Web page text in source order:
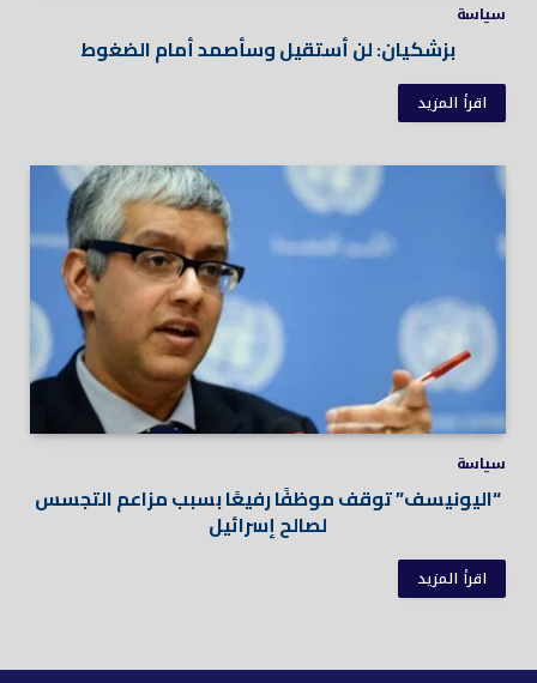
سياسة
بزشكيان: لن أستقيل وسأصمد أمام الضغوط
اقرأ المزيد
سياسة
“اليونيسف” توقف موظفًا رفيعًا بسبب مزاعم التجسس
لصالح إسرائيل
اقرأ المزيد